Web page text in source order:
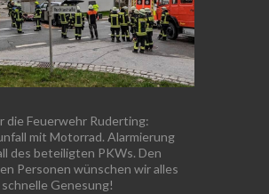
die Feuerwehr Ruderting:
mit Motorrad. Alarmierung
des beteiligten PKWs. Den
Personen wünschen wir alles
Genesung!